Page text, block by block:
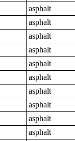
asphalt
asphalt
asphalt
asphalt
asphalt
asphalt
asphalt
asphalt
asphalt
asphalt